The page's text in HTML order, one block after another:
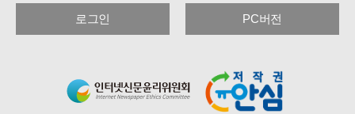
로그인 PC버전